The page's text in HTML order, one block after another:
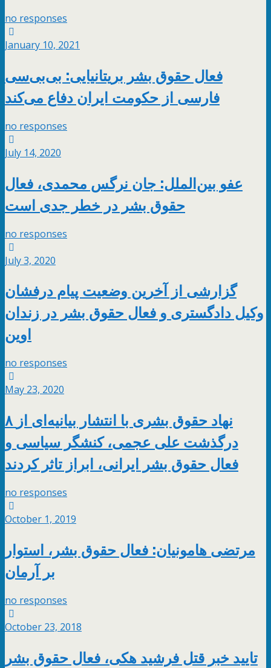
no responses
January 10, 2021
فعال حقوق بشر بریتانیایی: بی‌بی‌سی
فارسی از حکومت ایران دفاع می‌کند
no responses
July 14, 2020
عفو بین‌الملل: جان نرگس محمدی، فعال
حقوق بشر در خطر جدی است
no responses
July 3, 2020
گزارشی از آخرین وضعیت پیام درفشان
وکیل دادگستری و فعال حقوق بشر در زندان
اوین
no responses
May 23, 2020
۸ نهاد حقوق بشری با انتشار بیانیه‌ای از
درگذشت علی عجمی، کنشگر سیاسی و
فعال حقوق بشر ایرانی، ابراز تاثر کردند
no responses
October 1, 2019
مرتضی هامونیان: فعال حقوق بشر، استوار
بر آرمان
no responses
October 23, 2018
تایید خبر قتل فرشید هکی، فعال حقوق بشر